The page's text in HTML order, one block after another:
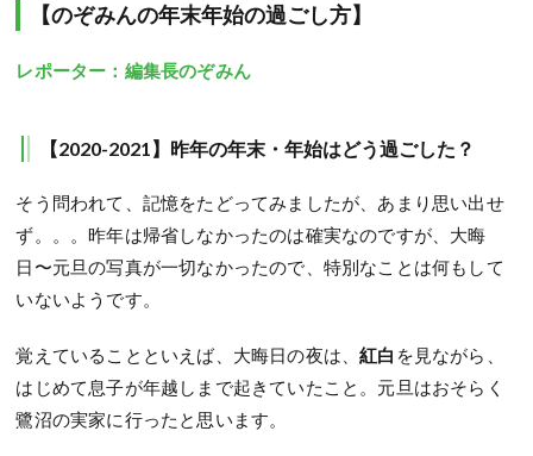
【のぞみんの年末年始の過ごし方】
レポーター：編集長のぞみん
【2020-2021】昨年の年末・年始はどう過ごした？
そう問われて、記憶をたどってみましたが、あまり思い出せ
ず。。。昨年は帰省しなかったのは確実なのですが、大晦
日〜元旦の写真が一切なかったので、特別なことは何もして
いないようです。
覚えていることといえば、大晦日の夜は、紅白 を見ながら、
はじめて息子が年越しまで起きていたこと。元旦はおそらく
鷺沼の実家に行ったと思います。